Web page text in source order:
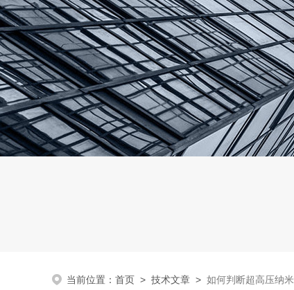
当前位置： 首页 > 技术文章 > 如何判断超高压纳